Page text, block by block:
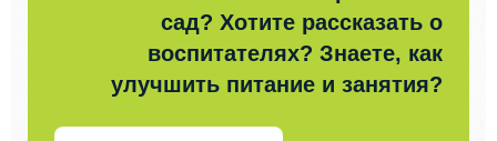
сад? Хотите рассказать о
воспитателях? Знаете, как
улучшить питание и занятия?